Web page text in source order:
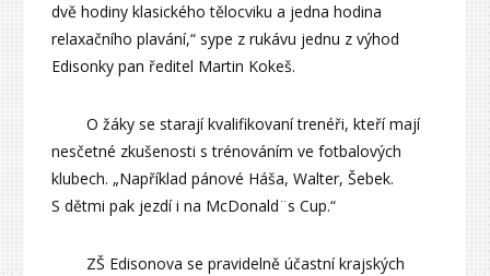
dvě hodiny klasického tělocviku a jedna hodina
relaxačního plavání,“ sype z rukávu jednu z výhod
Edisonky pan ředitel Martin Kokeš.
O žáky se starají kvalifikovaní trenéři, kteří mají
nesčetné zkušenosti s trénováním ve fotbalových
klubech. „Například pánové Háša, Walter, Šebek.
S dětmi pak jezdí i na McDonald¨s Cup.“
ZŠ Edisonova se pravidelně účastní krajských